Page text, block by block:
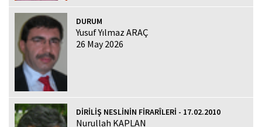
DURUM
Yusuf Yılmaz ARAÇ
26 May 2026
DİRİLİŞ NESLİNİN FİRARÎLERİ - 17.02.2010
Nurullah KAPLAN